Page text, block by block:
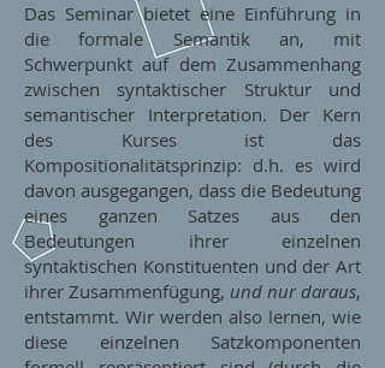
Das Seminar bietet eine Einführung in
die formale Semantik an, mit
Schwerpunkt auf dem Zusammenhang
zwischen syntaktischer Struktur und
semantischer Interpretation. Der Kern
des Kurses ist das
Kompositionalitätsprinzip: d.h. es wird
davon ausgegangen, dass die Bedeutung
eines ganzen Satzes aus den
Bedeutungen ihrer einzelnen
syntaktischen Konstituenten und der Art
ihrer Zusammenfügung, und nur daraus,
entstammt. Wir werden also lernen, wie
diese einzelnen Satzkomponenten